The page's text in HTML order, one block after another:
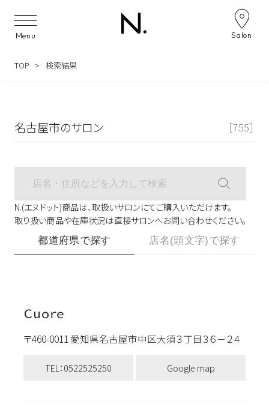
Menu Salon
TOP 検索結果
名古屋市のサロン ［755］
N.(エヌドット)商品は、取扱いサロンにてご購入いただけます。
取り扱い商品や在庫状況は直接サロンへお問い合わせください。
都道府県で探す 店名(頭文字)で探す
Ｃｕｏｒｅ
〒460-0011 愛知県名古屋市中区大須３丁目３６－２４
TEL：0522525250 Google map
サロン検索ナビゲーション